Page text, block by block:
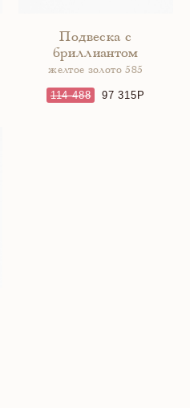
Подвеска с
бриллиантом
желтое золото 585
114 488 97 315